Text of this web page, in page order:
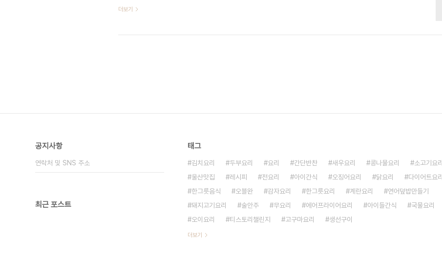
어가는데 찹쌀가루는 생략하고 수수 가루로 만 만들었습니다 넓은 볼에 수수 가루를 2컵을 넣은 후 소금을
기 때문에 반죽 만들기가 쉬웠어요 넓은 팬에 수수 부꾸미 반죽을 올려줍니다 앞뒤로 살짝 익혀준 ..
더보기
공지사항
연락처 및 SNS 주소
최근 포스트
태그
김치요리 두부요리 요리 간단반찬 새우요리 콩나물요리
소고기요리
울산맛집
레시피 전요리 아이간식 오징어요리 닭요리
다이어트요리
한그릇음식
오블완 감자요리 한그릇요리 계란요리
연어덮밥만들기
돼지고기요리
술안주 무요리 에어프라이어요리 아이들간식
국물요리
오이요리
티스토리챌린지 고구마요리 생선구이
더보기